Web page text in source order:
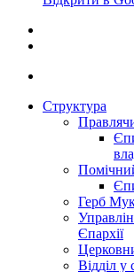
Структура
Герб
Єпархії
Відділ у